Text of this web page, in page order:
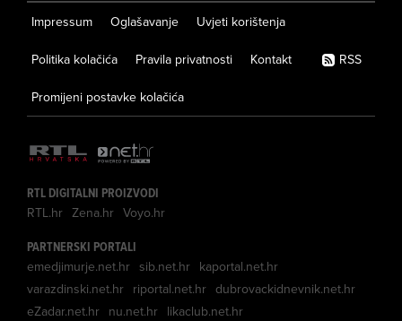
Impressum Oglašavanje Uvjeti korištenja
Politika kolačića Pravila privatnosti Kontakt
Promijeni postavke kolačića
RSS
RTL DIGITALNI PROIZVODI
RTL.hr Zena.hr Voyo.hr
PARTNERSKI PORTALI
emedjimurje.net.hr sib.net.hr kaportal.net.hr
varazdinski.net.hr riportal.net.hr dubrovackidnevnik.net.hr
eZadar.net.hr nu.net.hr likaclub.net.hr